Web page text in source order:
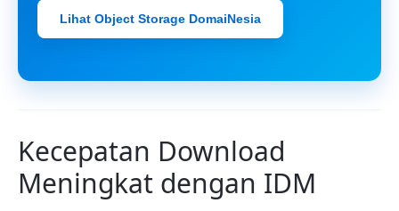
Lihat Object Storage DomaiNesia
Kecepatan Download
Meningkat dengan IDM